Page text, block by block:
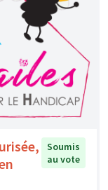
Soumis
au vote